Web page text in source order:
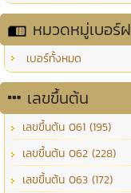
หมวดหมู่เบอร์
เบอร์ทั้งหมด
เลขขึ้นต้น
เลขขึ้นต้น 061 (195)
เลขขึ้นต้น 062 (228)
เลขขึ้นต้น 063 (172)